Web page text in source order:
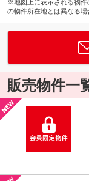
※地図上に表示される物件
の物件所在地とは異なる場
販売物件一